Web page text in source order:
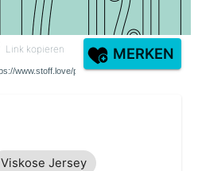
Link kopieren MERKEN
Viskose Jersey